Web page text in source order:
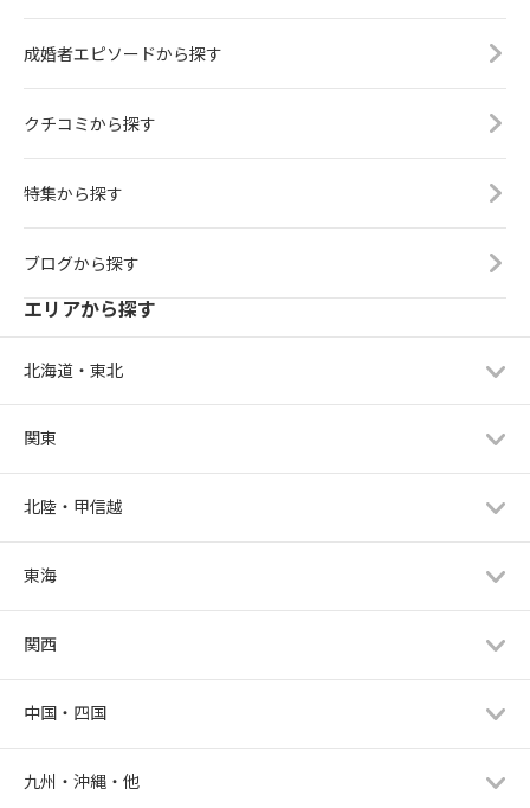
成婚者エピソードから探す
クチコミから探す
特集から探す
ブログから探す
エリアから探す
北海道・東北
関東
北陸・甲信越
東海
関西
中国・四国
九州・沖縄・他